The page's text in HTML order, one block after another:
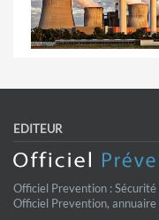
EDITEUR
Officiel Prevention :
Officiel Prevention, annuaire